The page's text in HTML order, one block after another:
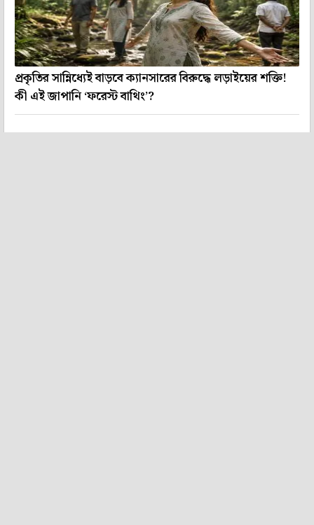
প্রকৃতির সান্নিধ্যেই বাড়বে ক্যানসারের বিরুদ্ধে লড়াইয়ের শক্তি!
কী এই জাপানি ‘ফরেস্ট বাথিং’?